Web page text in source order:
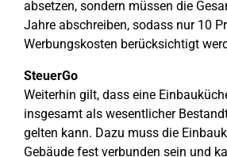
absetzen, sondern müssen die
Jahre abschreiben, sodass nur 10
Werbungskosten berücksichtigt
SteuerGo
Weiterhin gilt, dass eine
insgesamt als wesentlicher
gelten kann. Dazu muss die
Gebäude fest verbunden sein und